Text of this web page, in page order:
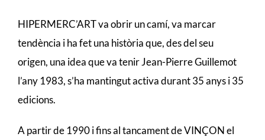
HIPERMERC’ART va obrir un camí, va marcar
tendència i ha fet una història que, des del seu
origen, una idea que va tenir Jean-Pierre Guillemot
l’any 1983, s’ha mantingut activa durant 35 anys i 35
edicions.
A partir de 1990 i fins al tancament de VINÇON el